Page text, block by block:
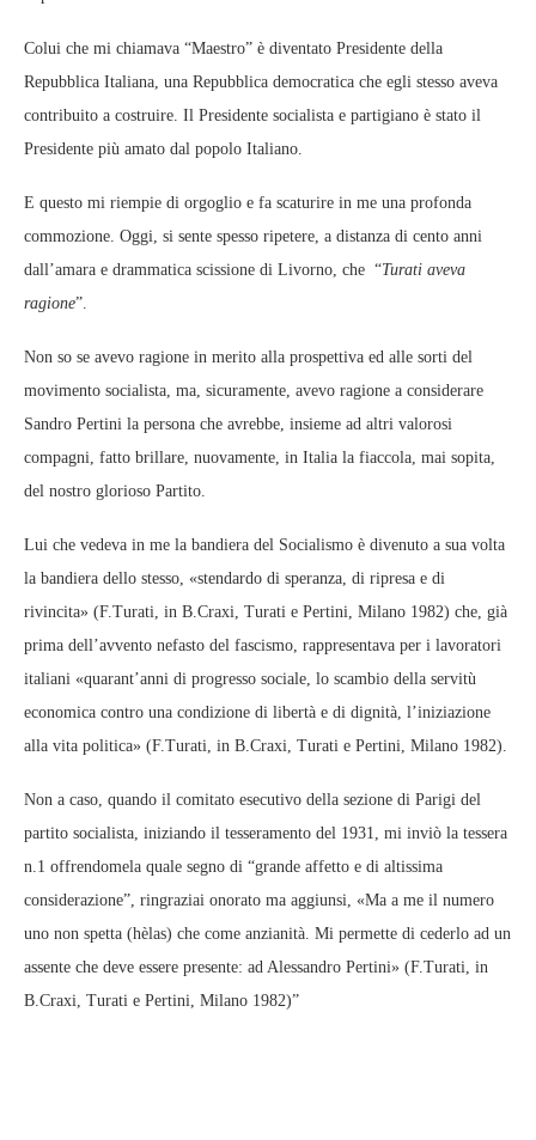
Colui che mi chiamava “Maestro” è diventato Presidente della
Repubblica Italiana, una Repubblica democratica che egli stesso aveva
contribuito a costruire. Il Presidente socialista e partigiano è stato il
Presidente più amato dal popolo Italiano.
E questo mi riempie di orgoglio e fa scaturire in me una profonda
commozione. Oggi, si sente spesso ripetere, a distanza di cento anni
dall’amara e drammatica scissione di Livorno, che “Turati aveva
ragione”.
Non so se avevo ragione in merito alla prospettiva ed alle sorti del
movimento socialista, ma, sicuramente, avevo ragione a considerare
Sandro Pertini la persona che avrebbe, insieme ad altri valorosi
compagni, fatto brillare, nuovamente, in Italia la fiaccola, mai sopita,
del nostro glorioso Partito.
Lui che vedeva in me la bandiera del Socialismo è divenuto a sua volta
la bandiera dello stesso, «stendardo di speranza, di ripresa e di
rivincita» (F.Turati, in B.Craxi, Turati e Pertini, Milano 1982) che, già
prima dell’avvento nefasto del fascismo, rappresentava per i lavoratori
italiani «quarant’anni di progresso sociale, lo scambio della servitù
economica contro una condizione di libertà e di dignità, l’iniziazione
alla vita politica» (F.Turati, in B.Craxi, Turati e Pertini, Milano 1982).
Non a caso, quando il comitato esecutivo della sezione di Parigi del
partito socialista, iniziando il tesseramento del 1931, mi inviò la tessera
n.1 offrendomela quale segno di “grande affetto e di altissima
considerazione”, ringraziai onorato ma aggiunsi, «Ma a me il numero
uno non spetta (hèlas) che come anzianità. Mi permette di cederlo ad un
assente che deve essere presente: ad Alessandro Pertini» (F.Turati, in
B.Craxi, Turati e Pertini, Milano 1982)”